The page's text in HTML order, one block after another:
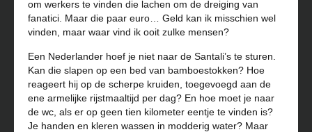
om werkers te vinden die lachen om de dreiging van
fanatici. Maar die paar euro… Geld kan ik misschien wel
vinden, maar waar vind ik ooit zulke mensen?
Een Nederlander hoef je niet naar de Santali’s te sturen.
Kan die slapen op een bed van bamboestokken? Hoe
reageert hij op de scherpe kruiden, toegevoegd aan de
ene armelijke rijstmaaltijd per dag? En hoe moet je naar
de wc, als er op geen tien kilometer eentje te vinden is?
Je handen en kleren wassen in modderig water? Maar